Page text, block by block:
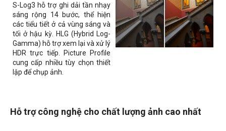
S-Log3 hỗ trợ ghi dải tần nhạy
sáng rộng 14 bước, thể hiện
các tiểu tiết ở cả vùng sáng và
tối ở hậu kỳ. HLG (Hybrid Log-
Gamma) hỗ trợ xem lại và xử lý
HDR trực tiếp. Picture Profile
cung cấp nhiều tùy chọn thiết
lập để chụp ảnh.
Hỗ trợ công nghệ cho chất lượng ảnh cao nhất